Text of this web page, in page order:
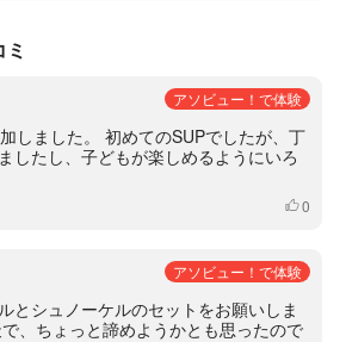
アソビュー！で体験
しました。 初めてのSUPでしたが、丁
したし、子どもが楽しめるようにいろ
いいね
0
アソビュー！で体験
とシュノーケルのセットをお願いしま
、ちょっと諦めようかとも思ったので